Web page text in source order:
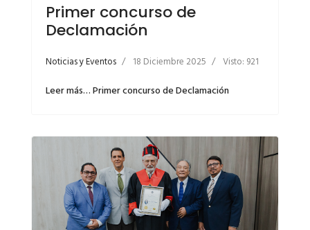
Primer concurso de
Declamación
Noticias y Eventos 18 Diciembre 2025 Visto: 921
Leer más… Primer concurso de Declamación